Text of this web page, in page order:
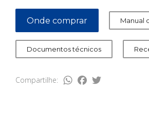
Onde comprar Manual
Documentos técnicos
Compartilhe: WhatsApp
Facebook